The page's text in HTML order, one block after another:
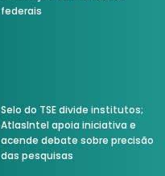
federais
Selo do TSE divide institutos;
AtlasIntel apoia iniciativa e
acende debate sobre precisão
das pesquisas